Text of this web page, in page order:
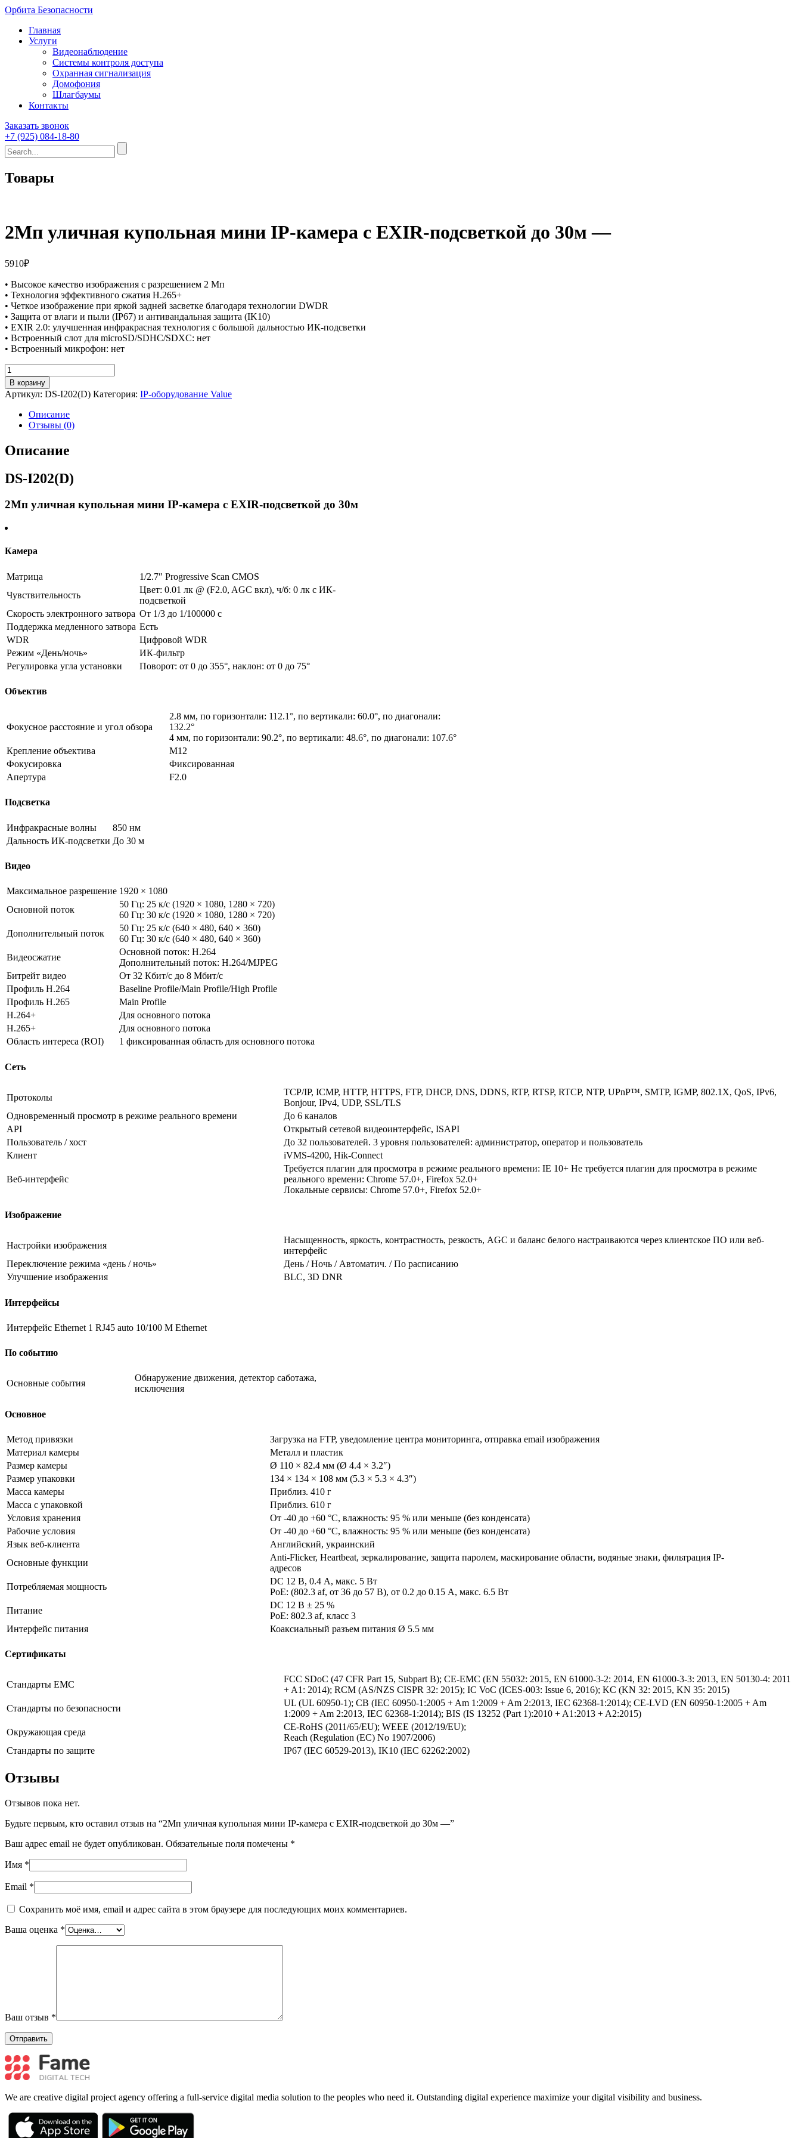
Орбита Безопасности
Главная
Услуги
Видеонаблюдение
Системы контроля доступа
Охранная сигнализация
Домофония
Шлагбаумы
Контакты
Заказать звонок
+7 (925) 084-18-80
Товары
2Мп уличная купольная мини IP-камера с EXIR-подсветкой до 30м —
5910₽
• Высокое качество изображения с разрешением 2 Мп
• Технология эффективного сжатия H.265+
• Четкое изображение при яркой задней засветке благодаря технологии DWDR
• Защита от влаги и пыли (IP67) и антивандальная защита (IK10)
• EXIR 2.0: улучшенная инфракрасная технология с большой дальностью ИК-подсветки
• Встроенный слот для microSD/SDHC/SDXC: нет
• Встроенный микрофон: нет
Количество
товара
2Мп
уличная
купольная
мини
камера
с
подсветкой
до
-
В корзину
Артикул: DS-I202(D) Категория: IP-оборудование Value
Описание
Отзывы (0)
Описание
DS-I202(D)
2Мп уличная купольная мини IP-камера с EXIR-подсветкой до 30м
Камера
Матрица
1/2.7″ Progressive Scan CMOS
Чувствительность
Цвет: 0.01 лк @ (F2.0, AGC вкл), ч/б: 0 лк с ИК-
подсветкой
Скорость электронного затвора От 1/3 до 1/100000 с
Поддержка медленного затвора Есть
WDR
Цифровой WDR
Режим «День/ночь»
ИК-фильтр
Регулировка угла установки
Поворот: от 0 до 355°, наклон: от 0 до 75°
Объектив
Фокусное расстояние и угол обзора
2.8 мм, по горизонтали: 112.1°, по вертикали: 60.0°, по диагонали:
132.2°
4 мм, по горизонтали: 90.2°, по вертикали: 48.6°, по диагонали: 107.6°
Крепление объектива
M12
Фокусировка
Фиксированная
Апертура
F2.0
Подсветка
Инфракрасные волны
850 нм
Дальность ИК-подсветки До 30 м
Видео
Максимальное разрешение 1920 × 1080
Основной поток
50 Гц: 25 к/с (1920 × 1080, 1280 × 720)
60 Гц: 30 к/с (1920 × 1080, 1280 × 720)
Дополнительный поток
50 Гц: 25 к/с (640 × 480, 640 × 360)
60 Гц: 30 к/с (640 × 480, 640 × 360)
Видеосжатие
Основной поток: H.264
Дополнительный поток: H.264/MJPEG
Битрейт видео
От 32 Кбит/с до 8 Мбит/с
Профиль H.264
Baseline Profile/Main Profile/High Profile
Профиль H.265
Main Profile
H.264+
Для основного потока
H.265+
Для основного потока
Область интереса (ROI)
1 фиксированная область для основного потока
Сеть
Протоколы
TCP/IP, ICMP, HTTP, HTTPS, FTP, DHCP, DNS, DDNS, RTP, RTSP, RTCP, NTP, UPnP™, SMTP, IGMP, 802.1X, QoS, IPv6,
Bonjour, IPv4, UDP, SSL/TLS
Одновременный просмотр в режиме реального времени
До 6 каналов
API
Открытый сетевой видеоинтерфейс, ISAPI
Пользователь / хост
До 32 пользователей. 3 уровня пользователей: администратор, оператор и пользователь
Клиент
iVMS-4200, Hik-Connect
Веб-интерфейс
Требуется плагин для просмотра в режиме реального времени: IE 10+ Не требуется плагин для просмотра в режиме
реального времени: Chrome 57.0+, Firefox 52.0+
Локальные сервисы: Chrome 57.0+, Firefox 52.0+
Изображение
Настройки изображения
Насыщенность, яркость, контрастность, резкость, AGC и баланс белого настраиваются через клиентское ПО или веб-
интерфейс
Переключение режима «день / ночь»
День / Ночь / Автоматич. / По расписанию
Улучшение изображения
BLC, 3D DNR
Интерфейсы
Интерфейс Ethernet 1 RJ45 auto 10/100 М Ethernet
По событию
Основные события
Обнаружение движения, детектор саботажа,
исключения
Основное
Метод привязки
Загрузка на FTP, уведомление центра мониторинга, отправка email изображения
Материал камеры
Металл и пластик
Размер камеры
Ø 110 × 82.4 мм (Ø 4.4 × 3.2″)
Размер упаковки
134 × 134 × 108 мм (5.3 × 5.3 × 4.3″)
Масса камеры
Приблиз. 410 г
Масса с упаковкой
Приблиз. 610 г
Условия хранения
От -40 до +60 °C, влажность: 95 % или меньше (без конденсата)
Рабочие условия
От -40 до +60 °C, влажность: 95 % или меньше (без конденсата)
Язык веб-клиента
Английский, украинский
Основные функции
Anti-Flicker, Heartbeat, зеркалирование, защита паролем, маскирование области, водяные знаки, фильтрация IP-
адресов
Потребляемая мощность
DC 12 В, 0.4 А, макс. 5 Вт
PoE: (802.3 af, от 36 до 57 В), от 0.2 до 0.15 A, макс. 6.5 Вт
Питание
DC 12 В ± 25 %
PoE: 802.3 af, класс 3
Интерфейс питания
Коаксиальный разъем питания Ø 5.5 мм
Сертификаты
Стандарты EMC
FCC SDoC (47 CFR Part 15, Subpart B); CE-EMC (EN 55032: 2015, EN 61000-3-2: 2014, EN 61000-3-3: 2013, EN 50130-4: 2011
+ A1: 2014); RCM (AS/NZS CISPR 32: 2015); IC VoC (ICES-003: Issue 6, 2016); KC (KN 32: 2015, KN 35: 2015)
Стандарты по безопасности
UL (UL 60950-1); CB (IEC 60950-1:2005 + Am 1:2009 + Am 2:2013, IEC 62368-1:2014); CE-LVD (EN 60950-1:2005 + Am
1:2009 + Am 2:2013, IEC 62368-1:2014); BIS (IS 13252 (Part 1):2010 + A1:2013 + A2:2015)
Окружающая среда
CE-RoHS (2011/65/EU); WEEE (2012/19/EU);
Reach (Regulation (EC) No 1907/2006)
Стандарты по защите
IP67 (IEC 60529-2013), IK10 (IEC 62262:2002)
Отзывы
Отзывов пока нет.
Будьте первым, кто оставил отзыв на “2Мп уличная купольная мини IP-камера с EXIR-подсветкой до 30м —”
Ваш адрес email не будет опубликован. Обязательные поля помечены *
Имя *
Email *
Сохранить моё имя, email и адрес сайта в этом браузере для последующих моих комментариев.
Ваша оценка *
Ваш отзыв *
We are creative digital project agency offering a full-service digital media solution to the peoples who need it. Outstanding digital experience maximize your digital visibility and business.